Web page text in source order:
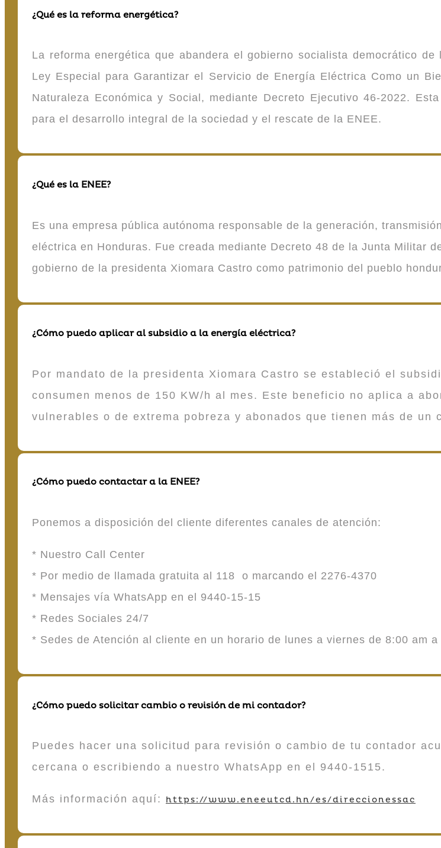
¿Qué es la reforma energética?
La reforma energética que abandera el gobierno socialista democrático
Ley Especial para Garantizar el Servicio de Energía Eléctrica Como un
Naturaleza Económica y Social, mediante Decreto Ejecutivo 46-2022.
para el desarrollo integral de la sociedad y el rescate de la ENEE.
¿Qué es la ENEE?
Es una empresa pública autónoma responsable de la generación,
eléctrica en Honduras. Fue creada mediante Decreto 48 de la Junta Militar
gobierno de la presidenta Xiomara Castro como patrimonio del pueblo
¿Cómo puedo aplicar al subsidio a la energía eléctrica?
Por mandato de la presidenta Xiomara Castro se estableció el
consumen menos de 150 KW/h al mes. Este beneficio no aplica a
vulnerables o de extrema pobreza y abonados que tienen más de un
¿Cómo puedo contactar a la ENEE?
Ponemos a disposición del cliente diferentes canales de atención:
* Nuestro Call Center
* Por medio de llamada gratuita al 118 o marcando el 2276-4370
* Mensajes vía WhatsApp en el 9440-15-15
* Redes Sociales 24/7
* Sedes de Atención al cliente en un horario de lunes a viernes de 8:00 am a
¿Cómo puedo solicitar cambio o revisión de mi contador?
Puedes hacer una solicitud para revisión o cambio de tu contador
cercana o escribiendo a nuestro WhatsApp en el 9440-1515.
Más información aquí: https://www.eneeutcd.hn/es/direccionessac